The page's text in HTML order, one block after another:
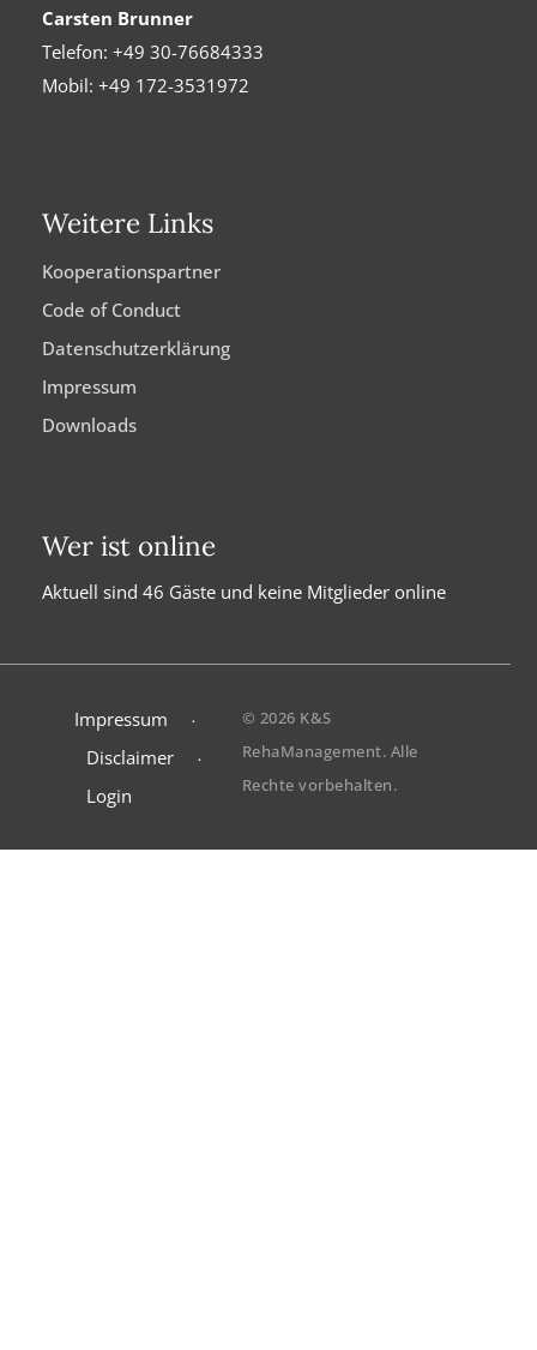
Carsten Brunner
Telefon: +49 30-76684333
Mobil: +49 172-3531972
Weitere Links
Kooperationspartner
Code of Conduct
Datenschutzerklärung
Impressum
Downloads
Wer ist online
Aktuell sind 46 Gäste und keine Mitglieder online
Impressum
Disclaimer
Login
© 2026 K&S
RehaManagement. Alle
Rechte vorbehalten.